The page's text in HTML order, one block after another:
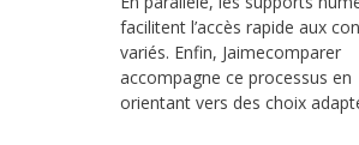
facilitent l’accès rapide aux
variés. Enfin, Jaimecomparer
accompagne ce processus en
orientant vers des choix